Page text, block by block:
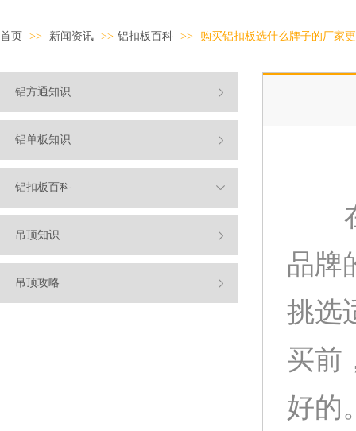
首页 >> 新闻资讯 >> 铝扣板百科 >> 购买铝扣板选什么牌子的厂家
铝方通知识
铝单板知识
铝扣板百科
吊顶知识
吊顶攻略
在
品牌
挑选
买前
好的